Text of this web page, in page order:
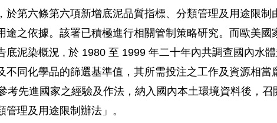
於第六條第六項新增底泥品質指標、分類管理及用途限
途之依據。該署已積極進行相關管制策略研究。而歐美
底泥染概況 , 於 1980 至 1999 年二十年內共調查國內水
不同化學品的篩選基準值，其所需投注之工作及資源相
考先進國家之經驗及作法，納入國內本土環境資料後，
理及用途限制辦法」。